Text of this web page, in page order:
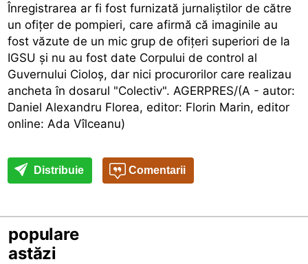
Înregistrarea ar fi fost furnizată jurnaliştilor de către
un ofiţer de pompieri, care afirmă că imaginile au
fost văzute de un mic grup de ofiţeri superiori de la
IGSU şi nu au fost date Corpului de control al
Guvernului Cioloş, dar nici procurorilor care realizau
ancheta în dosarul "Colectiv". AGERPRES/(A - autor:
Daniel Alexandru Florea, editor: Florin Marin, editor
online: Ada Vîlceanu)
Distribuie Comentarii
populare
astăzi